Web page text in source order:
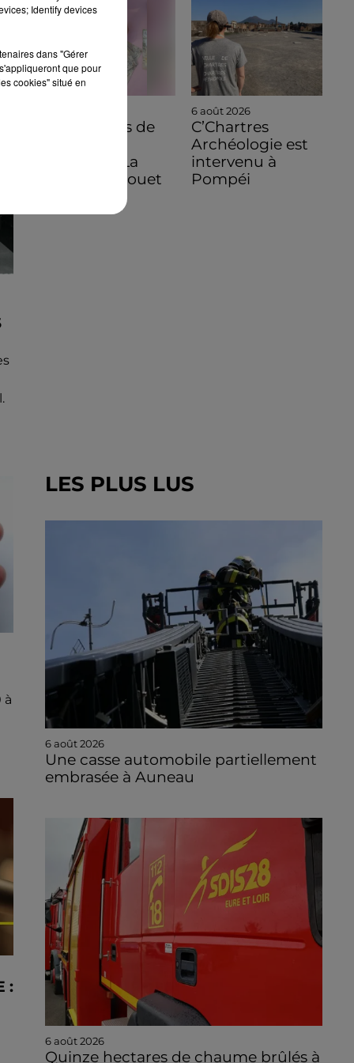
à
:
C'est à vous de
découvrir La
Bazoche-Gouet
6 août 2026
C’Chartres
Archéologie est
intervenu à
Pompéi
LES PLUS LUS
6 août 2026
Une casse automobile partiellement
embrasée à Auneau
6 août 2026
Quinze hectares de chaume brûlés à
Identify devices
dans "Gérer
que pour
cookies" situé en